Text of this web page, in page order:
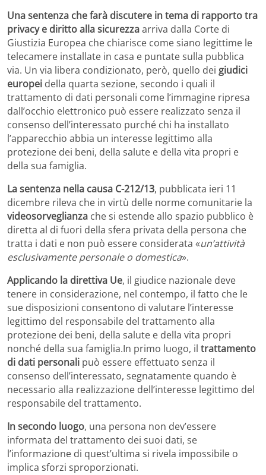
Una sentenza che farà discutere in tema di rapporto tra
privacy e diritto alla sicurezzaarriva dalla Corte di
Giustizia Europea che chiarisce come siano legittime le
telecamere installate in casa e puntate sulla pubblica
via. Un via libera condizionato, però, quello dei giudici
europei della quarta sezione, secondo i quali il
trattamento di dati personali come l’immagine ripresa
dall’occhio elettronico può essere realizzato senza il
consenso dell’interessato purché chi ha installato
l’apparecchio abbia un interesse legittimo alla
protezione dei beni, della salute e della vita propri e
della sua famiglia.
La sentenza nella causa C-212/13, pubblicata ieri 11
dicembre rileva che in virtù delle norme comunitarie la
videosorveglianza che si estende allo spazio pubblico è
diretta al di fuori della sfera privata della persona che
tratta i dati e non può essere considerata «un’attività
esclusivamente personale o domestica».
Applicando la direttiva Ue, il giudice nazionale deve
tenere in considerazione, nel contempo, il fatto che le
sue disposizioni consentono di valutare l’interesse
legittimo del responsabile del trattamento alla
protezione dei beni, della salute e della vita propri
nonché della sua famiglia.In primo luogo, il trattamento
di dati personali può essere effettuato senza il
consenso dell’interessato, segnatamente quando è
necessario alla realizzazione dell’interesse legittimo del
responsabile del trattamento.
In secondo luogo, una persona non dev’essere
informata del trattamento dei suoi dati, se
l’informazione di quest’ultima si rivela impossibile o
implica sforzi sproporzionati.